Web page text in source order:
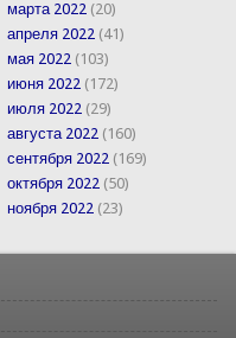
марта 2022 (20)
апреля 2022 (41)
мая 2022 (103)
июня 2022 (172)
июля 2022 (29)
августа 2022 (160)
сентября 2022 (169)
октября 2022 (50)
ноября 2022 (23)